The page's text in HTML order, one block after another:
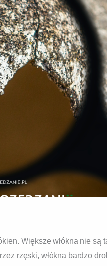
Większe włókna nie
rzęski, włókna bardzo